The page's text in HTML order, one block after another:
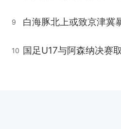
9 白海豚北上或致京津冀
10